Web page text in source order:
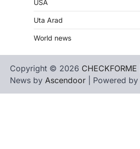
USA
Uta Arad
World news
Copyright © 2026 CHECKFORME
News by Ascendoor | Powered by